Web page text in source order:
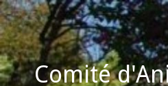
Skip
to
content
Comité